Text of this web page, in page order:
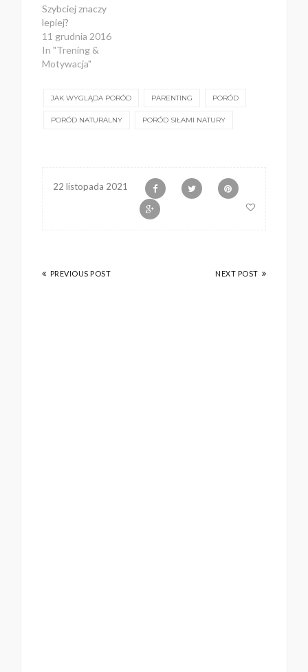
Szybciej znaczy
lepiej?
11 grudnia 2016
In "Trening &
Motywacja"
JAK WYGLĄDA PORÓD PARENTING PORÓD
PORÓD NATURALNY PORÓD SIŁAMI NATURY
22 listopada 2021
PREVIOUS POST NEXT POST